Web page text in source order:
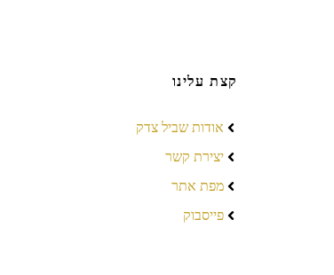
קצת עלינו
אודות שביל צדק
יצירת קשר
מפת אתר
פייסבוק